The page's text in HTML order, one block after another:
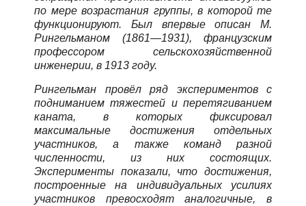
по мере возрастания группы, в которой те
функционируют. Был впервые описан М.
Рингельманом (1861—1931), французским
профессором сельскохозяйственной
инженерии, в 1913 году.
Рингельман провёл ряд экспериментов с
подниманием тяжестей и перетягиванием
каната, в которых фиксировал
максимальные достижения отдельных
участников, а также команд разной
численности, из них состоящих.
Эксперименты показали, что достижения,
построенные на индивидуальных усилиях
участников превосходят аналогичные, в